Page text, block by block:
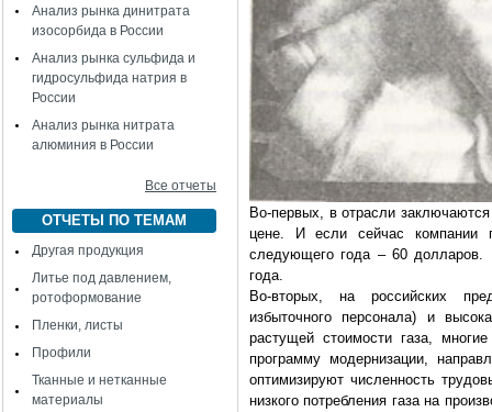
Анализ рынка динитрата
изосорбида в России
Анализ рынка сульфида и
гидросульфида натрия в
России
Анализ рынка нитрата
алюминия в России
Все отчеты
ОТЧЕТЫ ПО ТЕМАМ
Другая продукция
Литье под давлением,
ротоформование
Пленки, листы
Профили
Тканные и нетканные
материалы
Во-первых, в отрасли
цене. И если сейчас компании
следующего года – 60
года.
Во-вторых, на российских
избыточного персонала) и
растущей стоимости газа,
программу модернизации,
оптимизируют численность
низкого потребления газа на